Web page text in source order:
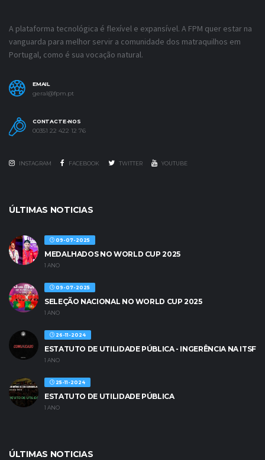
A plataforma tecnológica é flexível e expansível. A FPM quer estar na
vanguarda para melhor servir a comunidade dos matraquilhos em
Portugal, como é sua vocação natural.
EMAIL
geral@fpm.pt
CONTACTE-NOS
00351 22 422 12 76
INSTAGRAM FACEBOOK TWITTER YOUTUBE
ÚLTIMAS NOTICIAS
09-07-2025
MEDALHADOS NO WORLD CUP 2025
1 ANO
09-07-2025
SELEÇÃO NACIONAL NO WORLD CUP 2025
1 ANO
26-11-2024
ESTATUTO DE UTILIDADE PÚBLICA - INGERÊNCIA NA ITSF
1 ANO
25-11-2024
ESTATUTO DE UTILIDADE PÚBLICA
1 ANO
ÚLTIMAS NOTICIAS